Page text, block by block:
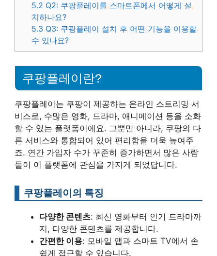
5.2 Q2: 쿠팡플레이를 스마트폰에서 어떻게 설
치하나요?
5.3 Q3: 쿠팡플레이 설치 후 어떤 기능을 이용할
수 있나요?
쿠팡플레이란?
쿠팡플레이는 쿠팡이 제공하는 온라인 스트리밍 서
비스로, 수많은 영화, 드라마, 애니메이션 등을 소화
할 수 있는 플랫폼이에요. 그뿐만 아니라, 쿠팡의 다
른 서비스와 통합되어 있어 편리함을 더욱 높여주
죠. 연간 가입자 수가 꾸준히 증가하면서 많은 사람
들이 이 플랫폼에 관심을 가지게 되었답니다.
쿠팡플레이의 특징
다양한 콘텐츠: 최신 영화부터 인기 드라마까
지, 다양한 콘텐츠를 제공합니다.
간편한 이용: 모바일 앱과 스마트 TV에서 손
쉽게 접근할 수 있습니다.